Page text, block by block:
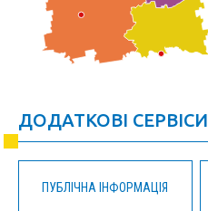
ДОДАТКОВІ СЕРВІСИ
ПУБЛІЧНА ІНФОРМАЦІЯ